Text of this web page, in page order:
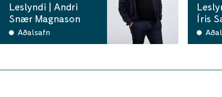
Leslyndi | Andri
Snær Magnason
Aðalsafn
Íris